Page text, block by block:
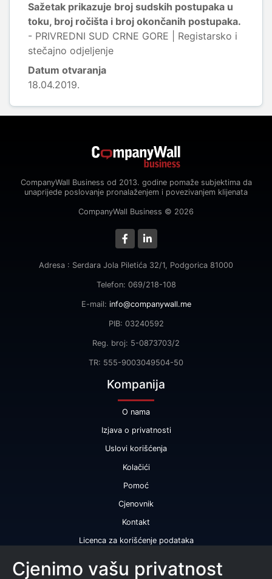
Sažetak prikazuje broj sudskih postupaka u
toku, broj ročišta i broj okončanih postupaka.
- PRIVREDNI SUD CRNE GORE | Registarsko i
stečajno odjeljenje
Datum otvaranja
18.04.2019.
CompanyWall Business od 2013. godine pomaže subjektima da
unaprijede poslovanje pronalaženjem i povezivanjem klijenata
CompanyWall Business © 2026
Adresa : Serdara Jola Piletića 32/1, Podgorica 81000
Telefon: 069/218-108
E-mail: info@companywall.me
PIB: 03240592
Reg. broj: 5-0873703/2
TR: 555-9003049504-50
Kompanija
O nama
Izjava o privatnosti
Uslovi korišćenja
Kolačići
Pomoć
Cjenovnik
Kontakt
Licenca za korišćenje podataka
Naše usluge
Cjenimo vašu privatnost